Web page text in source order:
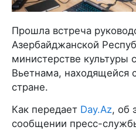
Прошла встреча
Азербайджанской
министерстве культуры
Вьетнама, находящейся
стране.
Как передает Day.Az, об
сообщении пресс-